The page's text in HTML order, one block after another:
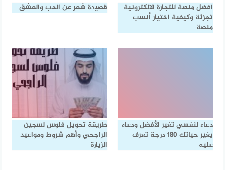
افضل منصة للتجارة الالكترونية
تجزئة وكيفية اختيار أنسب
منصة
قصيدة شعر عن الحب والعشق
دعاء لنفسي تغير الأفضل ودعاء
يغير حياتك 180 درجة تعرف
عليه
طريقة تحويل فلوس لسجين
الراجحي وأهم شروط ومواعيد
الزيارة